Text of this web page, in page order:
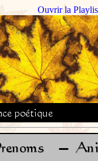
Ouvrir la